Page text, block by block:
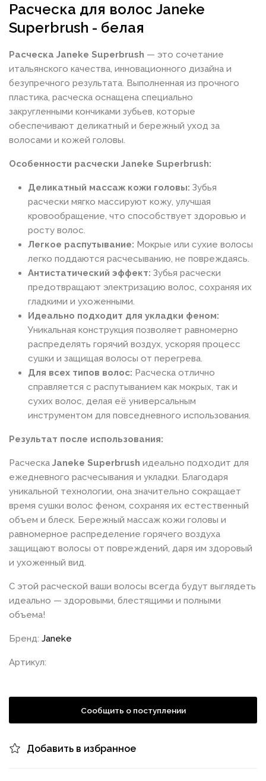
Расческа для волос Janeke
Superbrush - белая
Расческа Janeke Superbrush — это сочетание
итальянского качества, инновационного дизайна и
безупречного результата. Выполненная из прочного
пластика, расческа оснащена специально
закругленными кончиками зубьев, которые
обеспечивают деликатный и бережный уход за
волосами и кожей головы.
Особенности расчески Janeke Superbrush:
Деликатный массаж кожи головы: Зубья
расчески мягко массируют кожу, улучшая
кровообращение, что способствует здоровью и
росту волос.
Легкое распутывание: Мокрые или сухие волосы
легко поддаются расчесыванию, не повреждаясь.
Антистатический эффект: Зубья расчески
предотвращают электризацию волос, сохраняя их
гладкими и ухоженными.
Идеально подходит для укладки феном:
Уникальная конструкция позволяет равномерно
распределять горячий воздух, ускоряя процесс
сушки и защищая волосы от перегрева.
Для всех типов волос: Расческа отлично
справляется с распутыванием как мокрых, так и
сухих волос, делая её универсальным
инструментом для повседневного использования.
Результат после использования:
Расческа Janeke Superbrush идеально подходит для
ежедневного расчесывания и укладки. Благодаря
уникальной технологии, она значительно сокращает
время сушки волос феном, сохраняя их естественный
объем и блеск. Бережный массаж кожи головы и
равномерное распределение горячего воздуха
защищают волосы от повреждений, даря им здоровый
и ухоженный вид.
С этой расческой ваши волосы всегда будут выглядеть
идеально — здоровыми, блестящими и полными
объема!
Бренд: Janeke
Артикул:
Сообщить о поступлении
Добавить в избранное